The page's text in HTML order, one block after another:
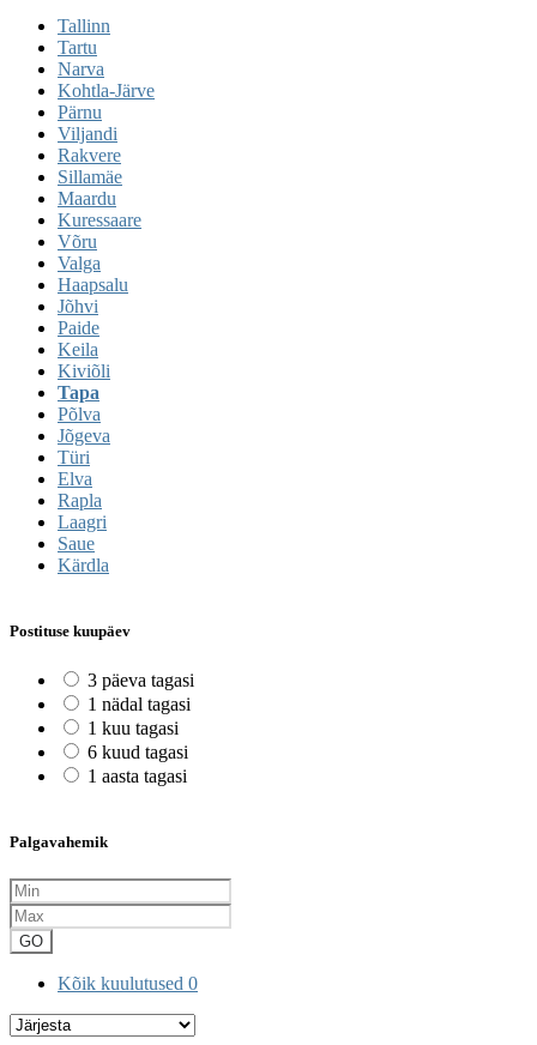
Tallinn
Tartu
Narva
Kohtla-Järve
Pärnu
Viljandi
Rakvere
Sillamäe
Maardu
Kuressaare
Võru
Valga
Haapsalu
Jõhvi
Paide
Keila
Kiviõli
Tapa
Põlva
Jõgeva
Türi
Elva
Rapla
Laagri
Saue
Kärdla
Postituse kuupäev
3 päeva tagasi
1 nädal tagasi
1 kuu tagasi
6 kuud tagasi
1 aasta tagasi
Palgavahemik
GO
Kõik kuulutused 0